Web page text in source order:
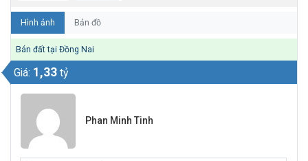
Hình ảnh Bản đồ
Bán đất tại Đồng Nai
Giá: 1,33 tỷ
Phan Minh Tinh